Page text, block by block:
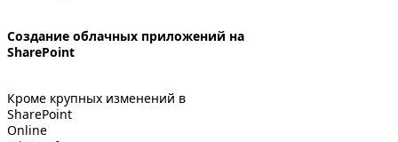
Создание облачных приложений на
SharePoint
Кроме крупных изменений в
SharePoint
Online